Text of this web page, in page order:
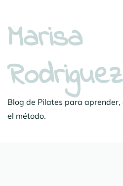
Marisa
Rodriguez
Blog de Pilates para
el método.